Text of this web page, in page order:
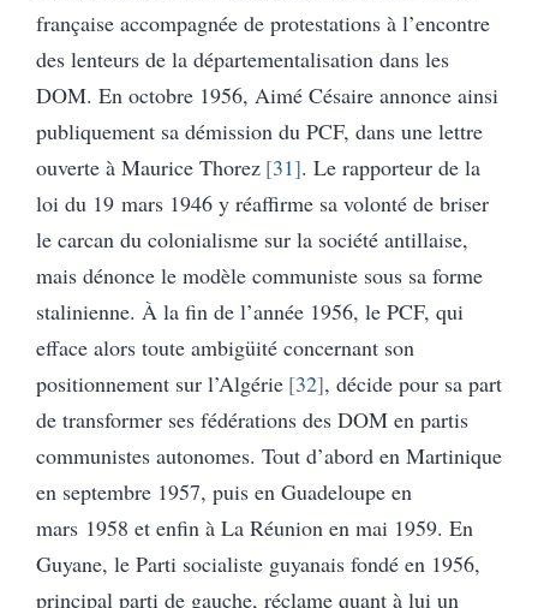
française accompagnée de protestations à l’encontre
des lenteurs de la départementalisation dans les
DOM. En octobre 1956, Aimé Césaire annonce ainsi
publiquement sa démission du PCF, dans une lettre
ouverte à Maurice Thorez 31 . Le rapporteur de la
loi du 19 mars 1946 y réaffirme sa volonté de briser
le carcan du colonialisme sur la société antillaise,
mais dénonce le modèle communiste sous sa forme
stalinienne. À la fin de l’année 1956, le PCF, qui
efface alors toute ambigüité concernant son
positionnement sur l’Algérie 32 , décide pour sa part
de transformer ses fédérations des DOM en partis
communistes autonomes. Tout d’abord en Martinique
en septembre 1957, puis en Guadeloupe en
mars 1958 et enfin à La Réunion en mai 1959. En
Guyane, le Parti socialiste guyanais fondé en 1956,
principal parti de gauche, réclame quant à lui un